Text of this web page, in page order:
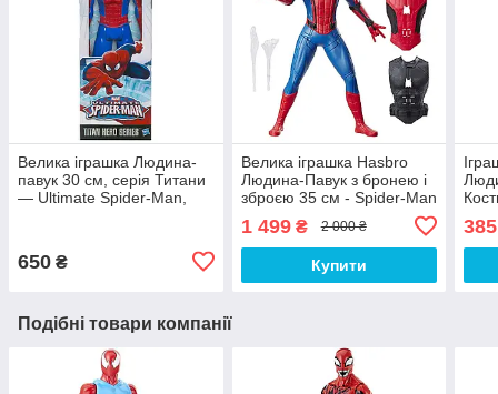
Велика іграшка Людина-
павук 30 см, серія Титани
— Ultimate Spider-Man,
650 ₴
Велика іграшка Hasbro
Людина-Павук з бронею і
зброєю 35 см - Spider-Man
1 499₴ 2 000 ₴
Купити
385
Подібні товари компанії